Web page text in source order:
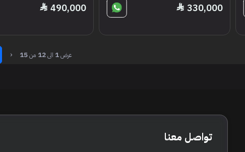
330,000
490,000
عرض1 الى12 من15
‹
تواصل معنا